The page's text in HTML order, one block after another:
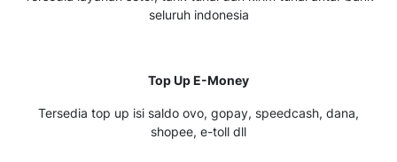
seluruh indonesia
Top Up E-Money
Tersedia top up isi saldo ovo, gopay, speedcash, dana,
shopee, e-toll dll